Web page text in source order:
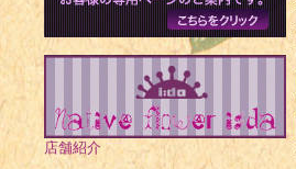
店舗紹介